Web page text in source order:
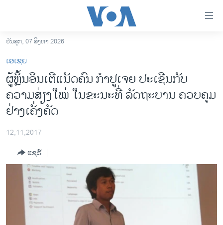
ເຂົ້າ
ຫາ
ຂ້າມ
ຂ້າມ
ຂ້າມ
ໄປ
ຫາ
ຊອກ
ລາວ
ອາເມຣິກາ
ການເລືອກຕັ້ງ ປະທານາທີບໍດີ ສະຫະລັດ 2024
ອິດສະຫຼະພາບດ້ານການຂ່າວ
ຊີວິດຊາວລາວ
ຊຸມຊົນຊາວລາວ
ວັນສຸກ, 07 ສິງຫາ 2026
ເອເຊຍ
ຜູ້ຫຼິ້ນອິນເຕີແນັດຄົນ ກຳປູເຈຍ ປະເຊີນກັບ
ຄວາມສ່ຽງໃໝ່ ໃນຂະນະທີ່ ລັດຖະບານ ຄວບຄຸມ
ຢ່າງເຄັ່ງຄັດ
12,11,2017
ແຊຣ໌